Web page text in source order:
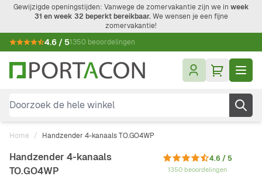
Ga naar de inhoud
Gewijzigde openingstijden: Vanwege de zomervakantie zijn we in week
31 en week 32 beperkt bereikbaar.We wensen je een fijne
zomervakantie!
4.6 / 51350 beoordelingen
Doorzoek de hele winkel
Home / Handzender 4-kanaals TO.GO4WP
Handzender 4-kanaals
TO.GO4WP
4.6 / 5
1350 beoordelingen